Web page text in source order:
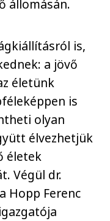
állomásán.
is,
a jövő
életünk
is
olyan
élvezhetjük
életek
Végül dr.
Hopp Ferenc